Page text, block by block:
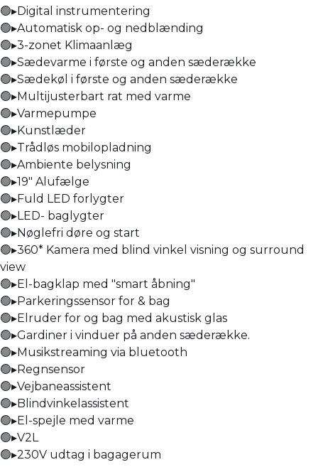
🟢▸Digital instrumentering
🟢▸Automatisk op- og nedblænding
🟢▸3-zonet Klimaanlæg
🟢▸Sædevarme i første og anden sæderække
🟢▸Sædekøl i første og anden sæderække
🟢▸Multijusterbart rat med varme
🟢▸Varmepumpe
🟢▸Kunstlæder
🟢▸Trådløs mobilopladning
🟢▸Ambiente belysning
🟢▸19" Alufælge
🟢▸Fuld LED forlygter
🟢▸LED- baglygter
🟢▸Nøglefri døre og start
🟢▸360* Kamera med blind vinkel visning og surround
view
🟢▸El-bagklap med "smart åbning"
🟢▸Parkeringssensor for & bag
🟢▸Elruder for og bag med akustisk glas
🟢▸Gardiner i vinduer på anden sæderække.
🟢▸Musikstreaming via bluetooth
🟢▸Regnsensor
🟢▸Vejbaneassistent
🟢▸Blindvinkelassistent
🟢▸El-spejle med varme
🟢▸V2L
🟢▸230V udtag i bagagerum